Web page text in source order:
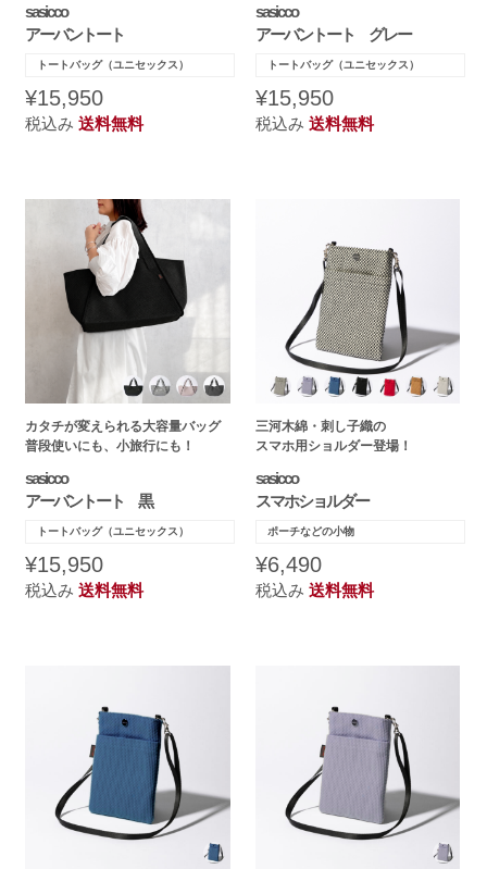
sasicco
アーバントート
トートバッグ（ユニセックス）
¥15,950
税込み送料無料
sasicco
アーバントート グレー
トートバッグ（ユニセックス）
¥15,950
税込み送料無料
カタチが変えられる大容量バッグ
普段使いにも、小旅行にも！
sasicco
アーバントート 黒
トートバッグ（ユニセックス）
¥15,950
税込み送料無料
三河木綿・刺し子織の
スマホ用ショルダー登場！
sasicco
スマホショルダー
ポーチなどの小物
¥6,490
税込み送料無料